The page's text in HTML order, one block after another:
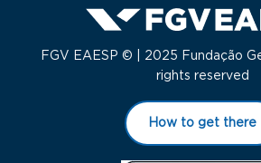
FGV EAESP © | 2025 Fundação
rights reserved
How to get there